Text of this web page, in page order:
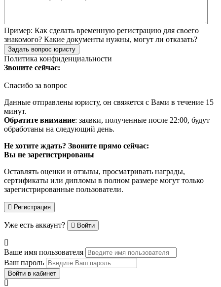
Пример: Как сделать временную регистрацию для своего
знакомого? Какие документы нужны, могут ли отказать?
Задать вопрос юристу
Политика конфиденциальности
Звоните сейчас:
Спасибо за вопрос
Данные отправлены юристу, он свяжется с Вами в течение 15
минут.
Обратите внимание: заявки, полученные после 22:00, будут
обработаны на следующий день.
Не хотите ждать? Звоните прямо сейчас:
Вы не зарегистрированы
Оставлять оценки и отзывы, просматривать награды,
сертификаты или дипломы в полном размере могут только
зарегистрированные пользователи.
Регистрация
Уже есть аккаунт? Войти
Ваше имя пользователя
Ваш пароль
Войти в кабинет